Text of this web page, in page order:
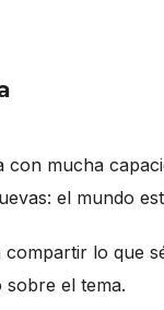
mucha
el mundo
compartir lo que
el tema.